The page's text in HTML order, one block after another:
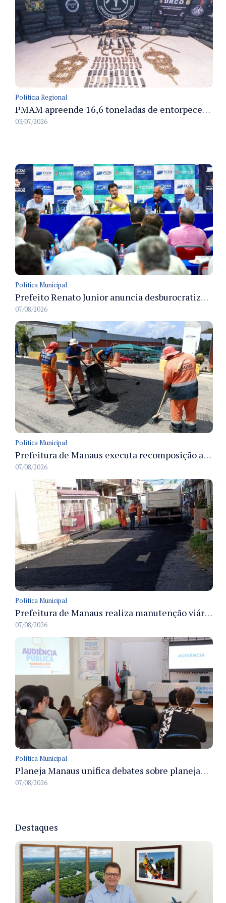
Políticia Regional
PMAM apreende 16,6 toneladas de entorpecentes e registra aumento nas prisões em flagrante e nas capturas de foragidos no primeiro semestre de 2026
03/07/2026
Política Municipal
Prefeito Renato Junior anuncia desburocratização e revitalização do centro de Manaus em reunião com empresários
07/08/2026
Política Municipal
Prefeitura de Manaus executa recomposição asfáltica na rua Anhandui e retoma serviços no bairro Flores
07/08/2026
Política Municipal
Prefeitura de Manaus realiza manutenção viária e recupera pavimento na rua Almir Pedreiras em Petrópolis
07/08/2026
Política Municipal
Planeja Manaus unifica debates sobre planejamento público, orçamento e serviços nos dias 16 e 17 de setembro
07/08/2026
Destaques